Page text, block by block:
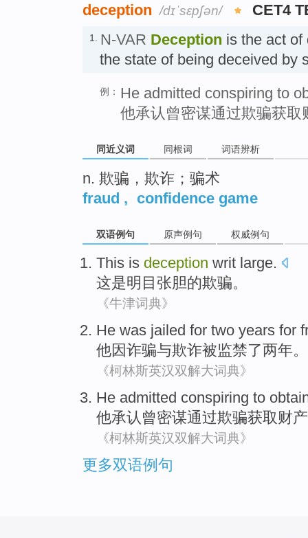
deception /dɪˈsɛpʃən/ CET4
1. N-VAR Deception is the act of
the state of being deceived by
例： He admitted conspiring to
他承认曾密谋通过欺骗获取
同近义词 同根词 词语辨析
n. 欺骗，欺诈；骗术
fraud , confidence game
双语例句 原声例句 权威例句
This is deception writ large.
这是明目张胆的欺骗。
《牛津词典》
He was jailed for two years for
他因诈骗与欺诈被监禁了两年。
《柯林斯英汉双解大词典》
He admitted conspiring to
他承认 曾密谋通过欺骗获取 财产
《柯林斯英汉双解大词典》
更多双语例句